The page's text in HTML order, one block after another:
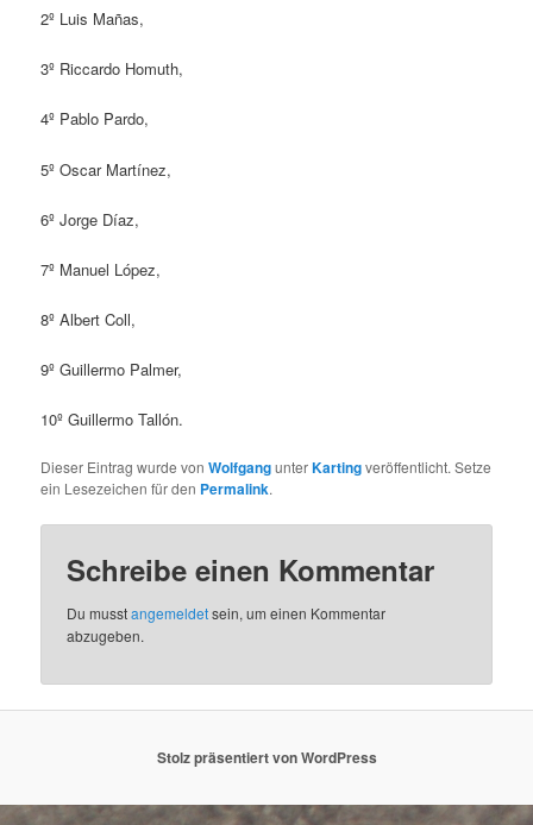
2º Luis Mañas,
3º Riccardo Homuth,
4º Pablo Pardo,
5º Oscar Martínez,
6º Jorge Díaz,
7º Manuel López,
8º Albert Coll,
9º Guillermo Palmer,
10º Guillermo Tallón.
Dieser Eintrag wurde vonWolfgangunterKartingveröffentlicht. Setze
ein Lesezeichen für den Permalink.
Schreibe einen Kommentar
Du musstangemeldetsein, um einen Kommentar
abzugeben.
Stolz präsentiert von WordPress